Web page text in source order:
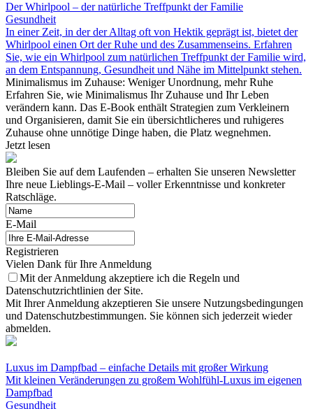
Der Whirlpool – der natürliche Treffpunkt der Familie
Gesundheit
In einer Zeit, in der der Alltag oft von Hektik geprägt ist, bietet der
Whirlpool einen Ort der Ruhe und des Zusammenseins. Erfahren
Sie, wie ein Whirlpool zum natürlichen Treffpunkt der Familie wird,
an dem Entspannung, Gesundheit und Nähe im Mittelpunkt stehen.
Minimalismus im Zuhause: Weniger Unordnung, mehr Ruhe
Erfahren Sie, wie Minimalismus Ihr Zuhause und Ihr Leben
verändern kann. Das E-Book enthält Strategien zum Verkleinern
und Organisieren, damit Sie ein übersichtlicheres und ruhigeres
Zuhause ohne unnötige Dinge haben, die Platz wegnehmen.
Jetzt lesen
Bleiben Sie auf dem Laufenden – erhalten Sie unseren Newsletter
Ihre neue Lieblings-E-Mail – voller Erkenntnisse und konkreter
Ratschläge.
E-Mail
Registrieren
Vielen Dank für Ihre Anmeldung
Mit der Anmeldung akzeptiere ich die Regeln und
Datenschutzrichtlinien der Site.
Mit Ihrer Anmeldung akzeptieren Sie unsere Nutzungsbedingungen
und Datenschutzbestimmungen. Sie können sich jederzeit wieder
abmelden.
Luxus im Dampfbad – einfache Details mit großer Wirkung
Mit kleinen Veränderungen zu großem Wohlfühl-Luxus im eigenen
Dampfbad
Gesundheit